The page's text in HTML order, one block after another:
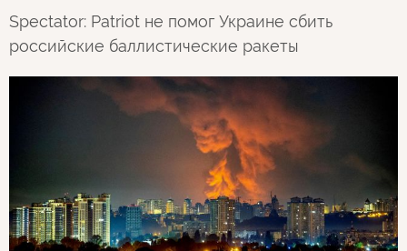
Spectator: Patriot не помог Украине сбить
российские баллистические ракеты